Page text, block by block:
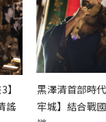
謠
黑澤清首部時
牢城】結合戰